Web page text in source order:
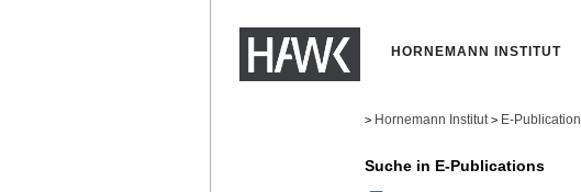
HORNEMANN INSTITUT
> Hornemann Institut > E-Publication
Suche in E-Publications